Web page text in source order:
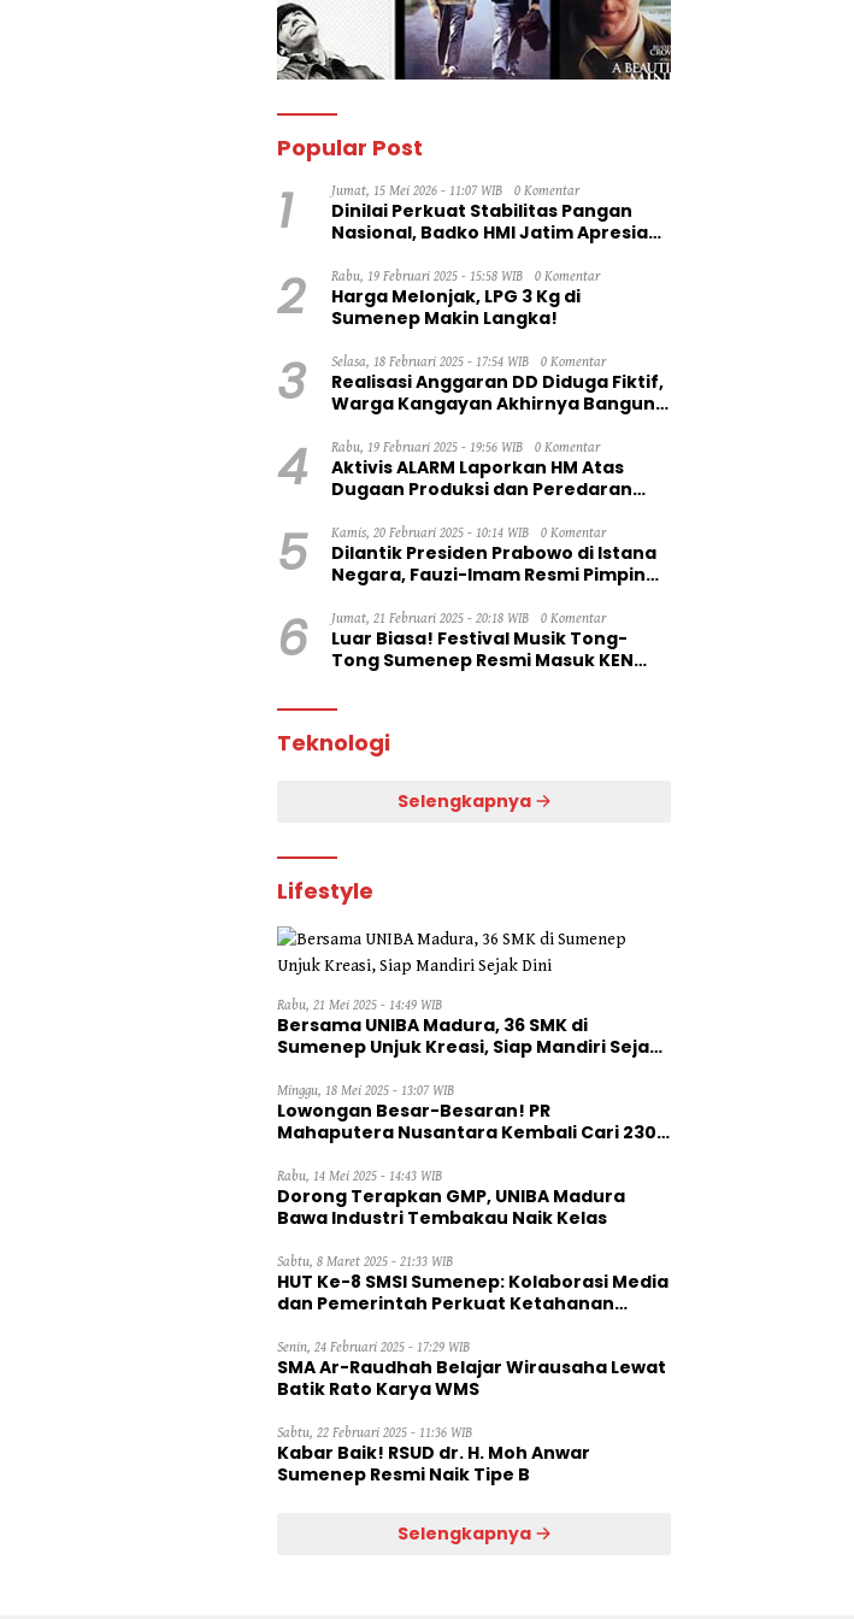
Popular Post
1 Jumat, 15 Mei 2026 - 11:07 WIB 0 Komentar
Dinilai Perkuat Stabilitas Pangan
Nasional, Badko HMI Jatim Apresiasi
2 Rabu, 19 Februari 2025 - 15:58 WIB 0 Komentar
Harga Melonjak, LPG 3 Kg di
Sumenep Makin Langka!
3 Selasa, 18 Februari 2025 - 17:54 WIB 0 Komentar
Realisasi Anggaran DD Diduga Fiktif,
Warga Kangayan Akhirnya Bangun
4 Rabu, 19 Februari 2025 - 19:56 WIB 0 Komentar
Aktivis ALARM Laporkan HM Atas
Dugaan Produksi dan Peredaran
5 Kamis, 20 Februari 2025 - 10:14 WIB 0 Komentar
Dilantik Presiden Prabowo di Istana
Negara, Fauzi-Imam Resmi Pimpin
6 Jumat, 21 Februari 2025 - 20:18 WIB 0 Komentar
Luar Biasa! Festival Musik Tong-
Tong Sumenep Resmi Masuk KEN
Teknologi
Selengkapnya
Lifestyle
Rabu, 21 Mei 2025 - 14:49 WIB
Bersama UNIBA Madura, 36 SMK di
Sumenep Unjuk Kreasi, Siap Mandiri Sejak
Minggu, 18 Mei 2025 - 13:07 WIB
Lowongan Besar-Besaran! PR
Mahaputera Nusantara Kembali Cari 230
Rabu, 14 Mei 2025 - 14:43 WIB
Dorong Terapkan GMP, UNIBA Madura
Bawa Industri Tembakau Naik Kelas
Sabtu, 8 Maret 2025 - 21:33 WIB
HUT Ke-8 SMSI Sumenep: Kolaborasi Media
dan Pemerintah Perkuat Ketahanan
Senin, 24 Februari 2025 - 17:29 WIB
SMA Ar-Raudhah Belajar Wirausaha Lewat
Batik Rato Karya WMS
Sabtu, 22 Februari 2025 - 11:36 WIB
Kabar Baik! RSUD dr. H. Moh Anwar
Sumenep Resmi Naik Tipe B
Selengkapnya